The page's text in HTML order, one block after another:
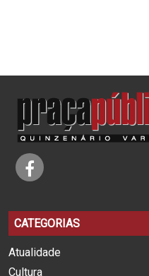
CATEGORIAS
Atualidade
Cultura